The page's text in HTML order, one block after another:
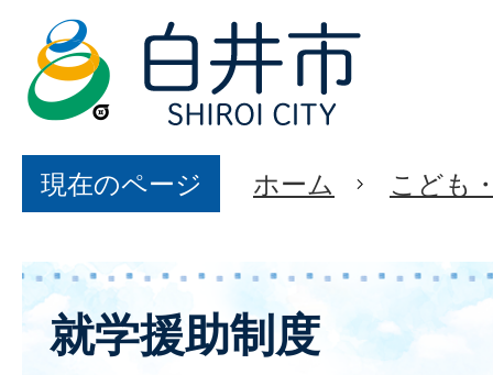
現在のページ ホーム こども
就学援助制度